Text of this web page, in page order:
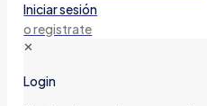
Iniciar sesión
o registrate
✕
Login